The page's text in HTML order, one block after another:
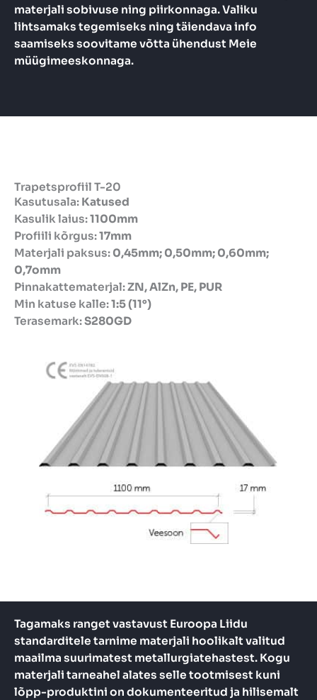
materjali sobivuse ning piirkonnaga. Valiku
lihtsamaks tegemiseks ning täiendava info
saamiseks soovitame võtta ühendust Meie
müügimeeskonnaga.
Trapetsprofiil T-20
Kasutusala: Katused
Kasulik laius:1100mm
Profiili kõrgus:17mm
Materjali paksus: 0,45mm; 0,50mm; 0,60mm;
0,7omm
Pinnakattematerjal:ZN, AlZn, PE, PUR
Min katuse kalle:1:5 (11°)
Terasemark:S280GD
Tagamaks ranget vastavust Euroopa Liidu
standarditele tarnime materjali hoolikalt valitud
maailma suurimatest metallurgiatehastest. Kogu
materjali tarneahel alates selle tootmisest kuni
lõpp-produktini on dokumenteeritud ja hilisemalt